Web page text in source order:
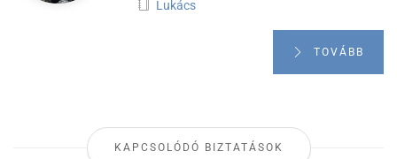
Lukács
TOVÁBB
KAPCSOLÓDÓ BIZTATÁSOK